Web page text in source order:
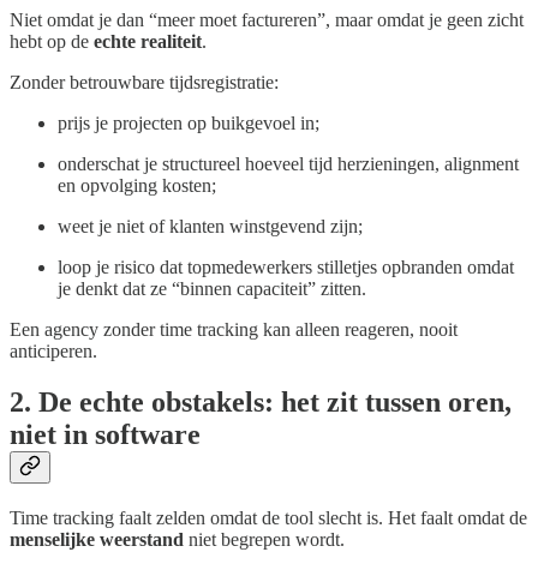
Niet omdat je dan “meer moet factureren”, maar omdat je geen zicht
hebt op de echte realiteit.
Zonder betrouwbare tijdsregistratie:
prijs je projecten op buikgevoel in;
onderschat je structureel hoeveel tijd herzieningen, alignment
en opvolging kosten;
weet je niet of klanten winstgevend zijn;
loop je risico dat topmedewerkers stilletjes opbranden omdat
je denkt dat ze “binnen capaciteit” zitten.
Een agency zonder time tracking kan alleen reageren, nooit
anticiperen.
2. De echte obstakels: het zit tussen oren,
niet in software
Time tracking faalt zelden omdat de tool slecht is. Het faalt omdat de
menselijke weerstand niet begrepen wordt.